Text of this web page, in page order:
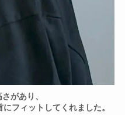
があり、
フィットしてくれました。